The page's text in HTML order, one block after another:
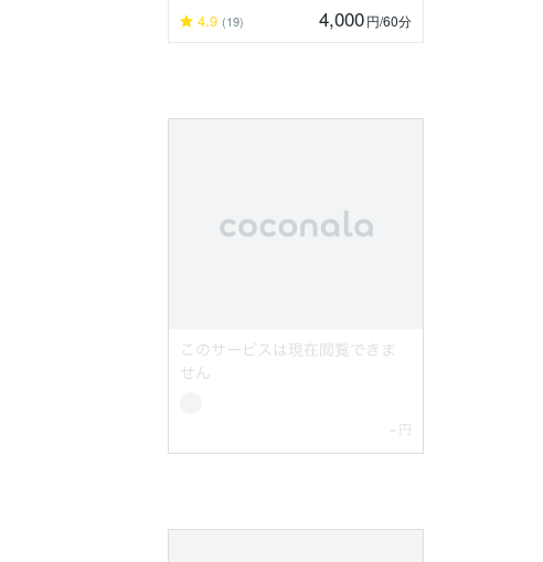
4.9 (19) 4,000円/60分